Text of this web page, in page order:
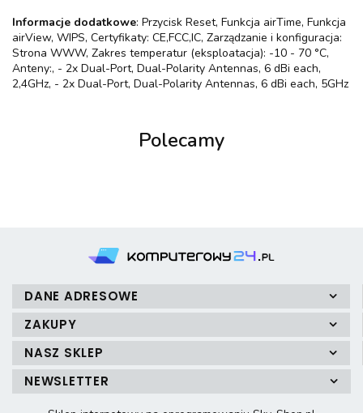
Informacje dodatkowe: Przycisk Reset, Funkcja airTime, Funkcja
airView, WIPS, Certyfikaty: CE,FCC,IC, Zarządzanie i konfiguracja:
Strona WWW, Zakres temperatur (eksploatacja): -10 - 70 °C,
Anteny:, - 2x Dual-Port, Dual-Polarity Antennas, 6 dBi each,
2,4GHz, - 2x Dual-Port, Dual-Polarity Antennas, 6 dBi each, 5GHz
Polecamy
DANE ADRESOWE
ZAKUPY
NASZ SKLEP
NEWSLETTER